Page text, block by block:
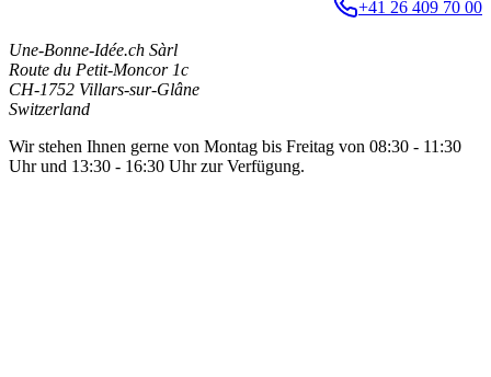
+41 26 409 70 00
Une-Bonne-Idée.ch Sàrl
Route du Petit-Moncor 1c
CH-1752 Villars-sur-Glâne
Switzerland
Wir stehen Ihnen gerne von Montag bis Freitag von 08:30 - 11:30
Uhr und 13:30 - 16:30 Uhr zur Verfügung.